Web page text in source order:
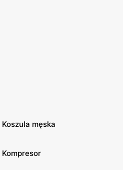
Koszula męska
Kompresor